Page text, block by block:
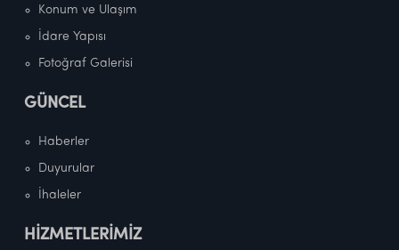
Konum ve Ulaşım
İdare Yapısı
Fotoğraf Galerisi
GÜNCEL
Haberler
Duyurular
İhaleler
HİZMETLERİMİZ